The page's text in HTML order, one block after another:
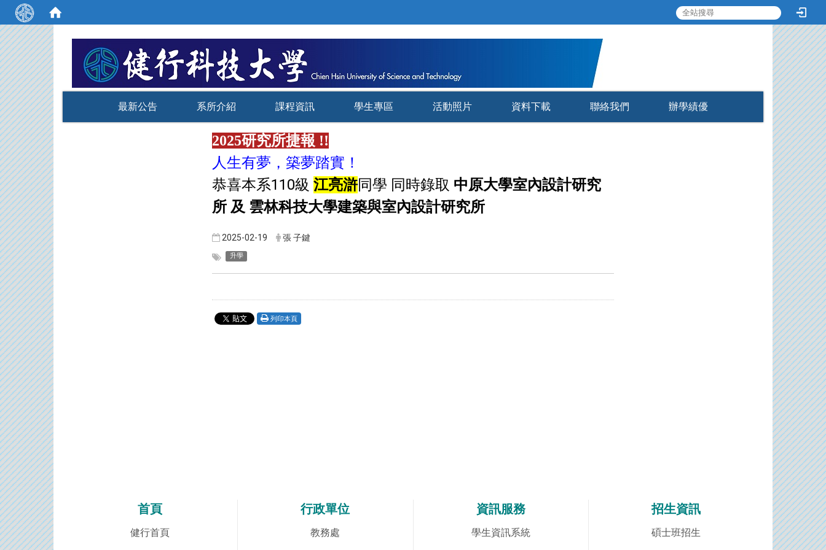
最新公告 系所介紹 課程資訊 學生專區 活動照片 資料下載 聯絡我們 辦學績優
2025研究所捷報 !!
人生有夢 ， 築夢踏實 ！
恭喜本系110級 江亮滸同學 同時錄取 中原大學室內設計研究
所 及 雲林科技大學建築與室內設計研究所
2025-02-19 張 子鍵
升學
列印本頁
首頁
健行首頁
行政單位
教務處
資訊服務
學生資訊系統
招生資訊
碩士班招生